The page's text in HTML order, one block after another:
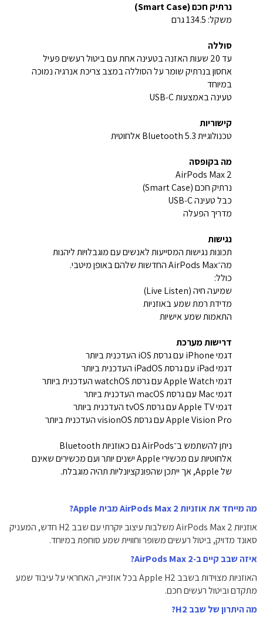
נרתיק חכם (Smart Case)
משקל: 134.5 גרם
סוללה
עד 20 שעות האזנה בטעינה אחת עם ביטול רעשים פעיל
אחסון בנרתיק שומר על הסוללה במצב צריכת אנרגיה נמוכה
במיוחד
טעינה באמצעות USB‑C
קישוריות
טכנולוגיית Bluetooth 5.3 אלחוטית
מה בקופסה
AirPods Max 2
נרתיק חכם (Smart Case)
כבל טעינה USB‑C
מדריך הפעלה
נגישות
תכונות נגישות המסייעות לאנשים עם מוגבלויות ליהנות
מה־AirPods Max החדשות שלהם באופן מיטבי.
כולל:
שמיעה חיה (Live Listen)
מדידת רמת שמע באוזניות
התאמות שמע אישיות
דרישות מערכת
דגמי iPhone עם גרסת iOS העדכנית ביותר
דגמי iPad עם גרסת iPadOS העדכנית ביותר
דגמי Apple Watch עם גרסת watchOS העדכנית ביותר
דגמי Mac עם גרסת macOS העדכנית ביותר
דגמי Apple TV עם גרסת tvOS העדכנית ביותר
Apple Vision Pro עם גרסת visionOS העדכנית ביותר
ניתן להשתמש ב־AirPods גם כאוזניות Bluetooth
אלחוטיות עם מכשירי Apple ישנים יותר ועם מכשירים שאינם
של Apple, אך ייתכן שהפונקציונליות תהיה מוגבלת.
מה מייחד את אוזניות AirPods Max 2 מבית Apple?
אוזניות AirPods Max 2 משלבות עיצוב יוקרתי עם שבב H2 חדש, המעניק
סאונד מדויק, ביטול רעשים משופר וחוויית שמע סוחפת במיוחד.
איזה שבב קיים ב‑AirPods Max 2?
האוזניות מצוידות בשבב Apple H2 בכל אוזנייה, האחראי על עיבוד שמע
מתקדם וביטול רעשים חכם.
מה היתרון של שבב H2?